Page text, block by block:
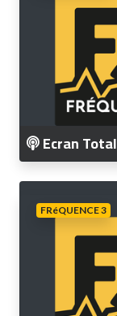
Ecran Total
FRéQUENCE 3